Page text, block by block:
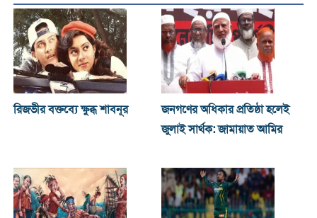
রিজভীর বক্তব্যে ক্ষুব্ধ শাবনূর
জনগণের অধিকার প্রতিষ্ঠা হলেই
জুলাই সার্থক: জামায়াত আমির